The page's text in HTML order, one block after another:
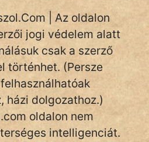
| Az oldalon
jogi védelem alatt
csak a szerző
történhet. (Persze
házi dolgozathoz.)
oldalon nem
intelligenciát.